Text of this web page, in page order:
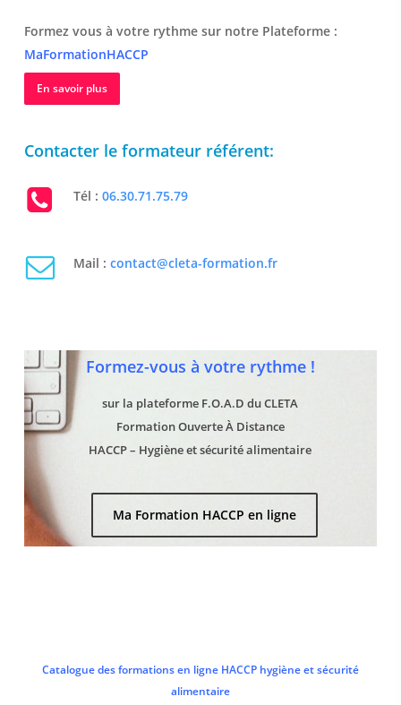
Formez vous à votre rythme sur notre Plateforme :
MaFormationHACCP
En savoir plus
Contacter le formateur référent:
Tél :06.30.71.75.79
Mail :contact@cleta-formation.fr
Formez-vous à votre rythme !
sur la plateforme F.O.A.D du CLETA
Formation Ouverte À Distance
HACCP – Hygiène et sécurité alimentaire
Ma Formation HACCP en ligne
Catalogue des formations en ligne HACCP hygiène et sécurité
alimentaire